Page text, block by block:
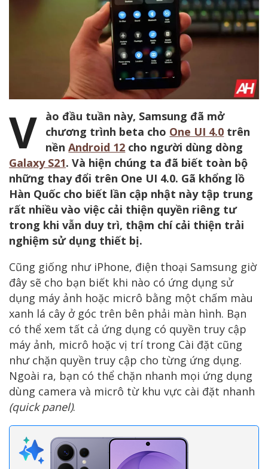
V
ào đầu tuần này, Samsung đã mở
chương trình beta cho One UI 4.0 trên
nềnAndroid 12 cho người dùng dòng
Galaxy S21. Và hiện chúng ta đã biết toàn bộ
những thay đổi trên One UI 4.0. Gã khổng lồ
Hàn Quốc cho biết lần cập nhật này tập trung
rất nhiều vào việc cải thiện quyền riêng tư
trong khi vẫn duy trì, thậm chí cải thiện trải
nghiệm sử dụng thiết bị.
Cũng giống như iPhone, điện thoại Samsung giờ
đây sẽ cho bạn biết khi nào có ứng dụng sử
dụng máy ảnh hoặc micrô bằng một chấm màu
xanh lá cây ở góc trên bên phải màn hình. Bạn
có thể xem tất cả ứng dụng có quyền truy cập
máy ảnh, micrô hoặc vị trí trong Cài đặt cũng
như chặn quyền truy cập cho từng ứng dụng.
Ngoài ra, bạn có thể chặn nhanh mọi ứng dụng
dùng camera và micrô từ khu vực cài đặt nhanh
(quick panel).